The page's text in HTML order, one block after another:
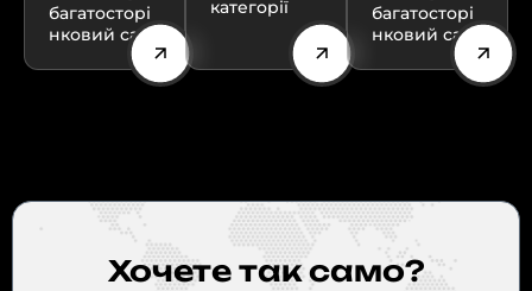
багатосторі
нковий сайт
категорії
багатосторі
нковий сайт
Хочете так само?